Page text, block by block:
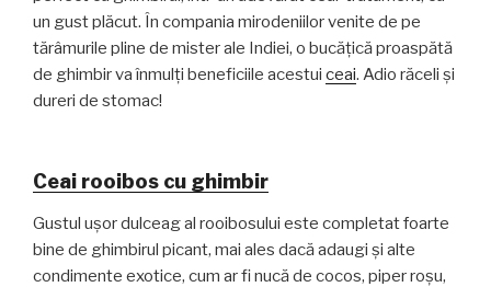
un gust plăcut. În compania mirodeniilor venite de pe
tărâmurile pline de mister ale Indiei, o bucățică proaspătă
de ghimbir va înmulți beneficiile acestui ceai. Adio răceli și
dureri de stomac!
Ceai rooibos cu ghimbir
Gustul ușor dulceag al rooibosului este completat foarte
bine de ghimbirul picant, mai ales dacă adaugi și alte
condimente exotice, cum ar fi nucă de cocos, piper roșu,